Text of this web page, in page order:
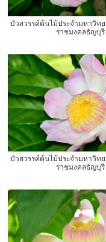
บัวสวรรค์ต้นไม้ประจำมหาวิท
ราชมงคลธัญบุรี
บัวสวรรค์ต้นไม้ประจำมหาวิท
ราชมงคลธัญบุรี